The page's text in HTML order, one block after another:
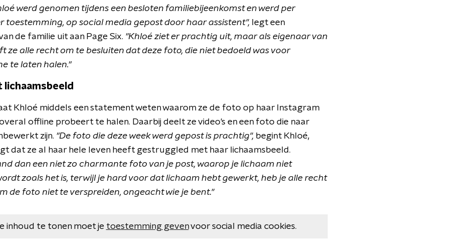
werd genomen tijdens een besloten familiebijeenkomst en werd per
toestemming, op social media gepost door haar assistent", legt een
de familie uit aan Page Six. "Khloé ziet er prachtig uit, maar als eigenaar van
ze alle recht om te besluiten dat deze foto, die niet bedoeld was voor
te laten halen."
Khloé middels een statement weten waarom ze de foto op haar Instagram
offline probeert te halen. Daarbij deelt ze video's en een foto die naar
zijn. "De foto die deze week werd gepost is prachtig", begint Khloé,
dat ze al haar hele leven heeft gestruggled met haar lichaamsbeeld.
dan een niet zo charmante foto van je post, waarop je lichaam niet
zoals het is, terwijl je hard voor dat lichaam hebt gewerkt, heb je alle recht
de foto niet te verspreiden, ongeacht wie je bent."
inhoud te tonen moet je toestemming gevenvoor social media cookies.